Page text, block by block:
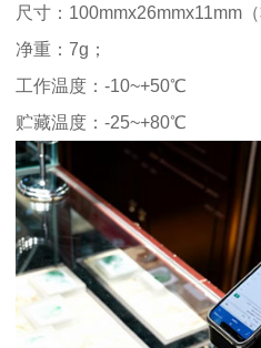
尺寸：100mmx26mmx11mm
净重：7g；
工作温度：-10~+50℃
贮藏温度：-25~+80℃